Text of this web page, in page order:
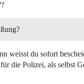
weisst du sofort
die Polizei, als selbst